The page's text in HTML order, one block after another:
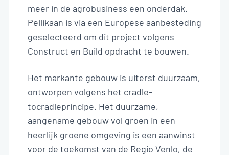
Stages
NL
meer in de agrobusiness een onderdak.
Pellikaan is via een Europese aanbesteding
geselecteerd om dit project volgens
Construct en Build opdracht te bouwen.
Het markante gebouw is uiterst duurzaam,
ontworpen volgens het cradle-
tocradleprincipe. Het duurzame,
aangename gebouw vol groen in een
heerlijk groene omgeving is een aanwinst
voor de toekomst van de Regio Venlo, de